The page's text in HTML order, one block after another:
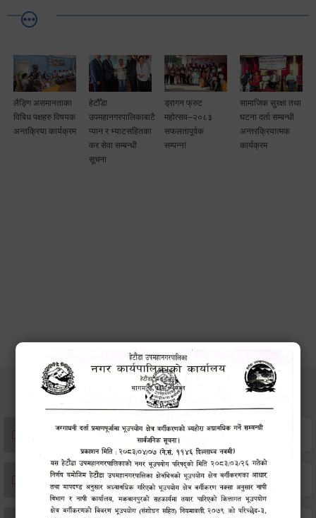
लैङ्गि असमानताका
विबिध पक्षहरु विषयक
अन्तक्रिया कार्यक्रम
हेटौँडा
उपमहानगरपालिकाबाटै
प्यान र भ्याटसहितका
कर सेवा सम्बन्धी
सूचना
ड्रागन फ्रुट
महोत्सव–२०८३
सफलतापूर्वक
सम्पन्न!
सामाजिक सुरक्षा तथा
घटना दर्ता सम्बन्धी
अन्तरक्रियात्मक
कार्यक्रम
सेवाहरु
संस्था दर्ता सिफारिस
एकिकृत सम्पत्ति कर/घर जग्गा कर